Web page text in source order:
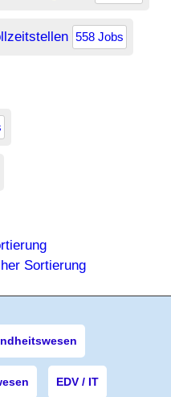
558 Jobs
Sortierung
EDV / IT